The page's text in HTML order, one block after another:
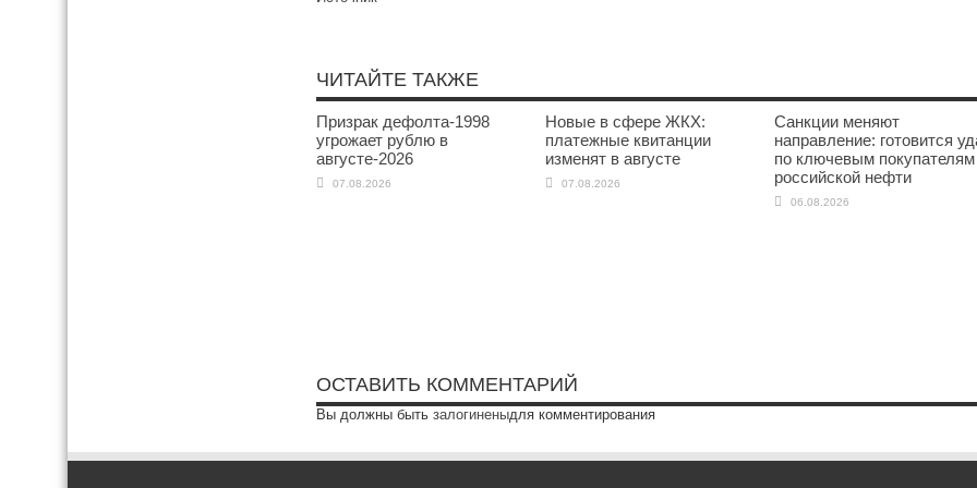
ЧИТАЙТЕ ТАКЖЕ
Призрак дефолта-1998
угрожает рублю в
августе-2026
07.08.2026
Новые в сфере ЖКХ:
платежные квитанции
изменят в августе
07.08.2026
Санкции меняют
направление: готовится
по ключевым покупателям
российской нефти
06.08.2026
ОСТАВИТЬ КОММЕНТАРИЙ
Вы должны быть залогиненыдля комментирования